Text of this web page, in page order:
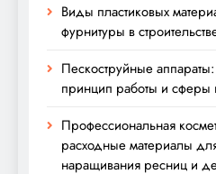
Виды пластиковых
фурнитуры в
Пескоструйные
принцип работы и сферы
Профессиональная
расходные материалы
наращивания ресниц и